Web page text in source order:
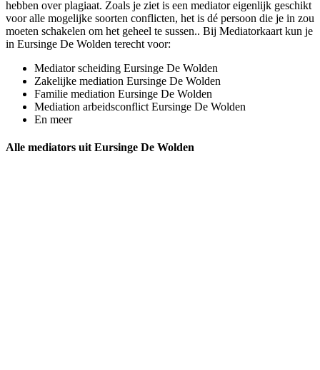
hebben over plagiaat. Zoals je ziet is een mediator eigenlijk geschikt
voor alle mogelijke soorten conflicten, het is dé persoon die je in zou
moeten schakelen om het geheel te sussen.. Bij Mediatorkaart kun je
in Eursinge De Wolden terecht voor:
Mediator scheiding Eursinge De Wolden
Zakelijke mediation Eursinge De Wolden
Familie mediation Eursinge De Wolden
Mediation arbeidsconflict Eursinge De Wolden
En meer
Alle mediators uit Eursinge De Wolden